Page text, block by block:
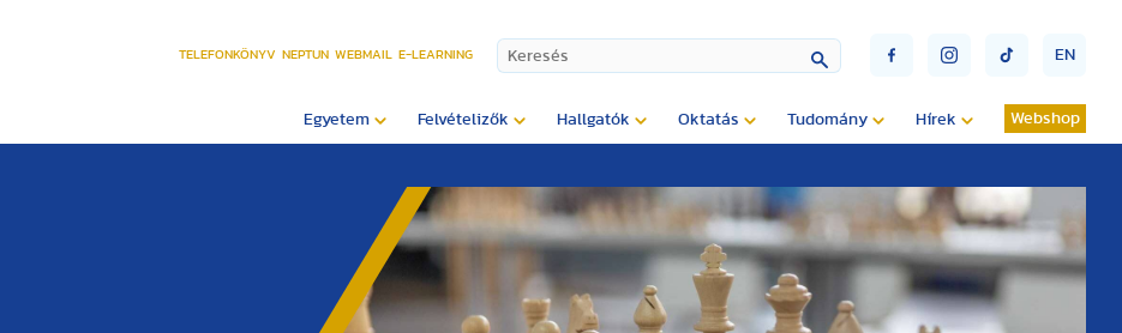
TELEFONKÖNYV NEPTUN WEBMAIL E-LEARNING EN
Egyetem Felvételizők Hallgatók Oktatás Tudomány Hírek Webshop